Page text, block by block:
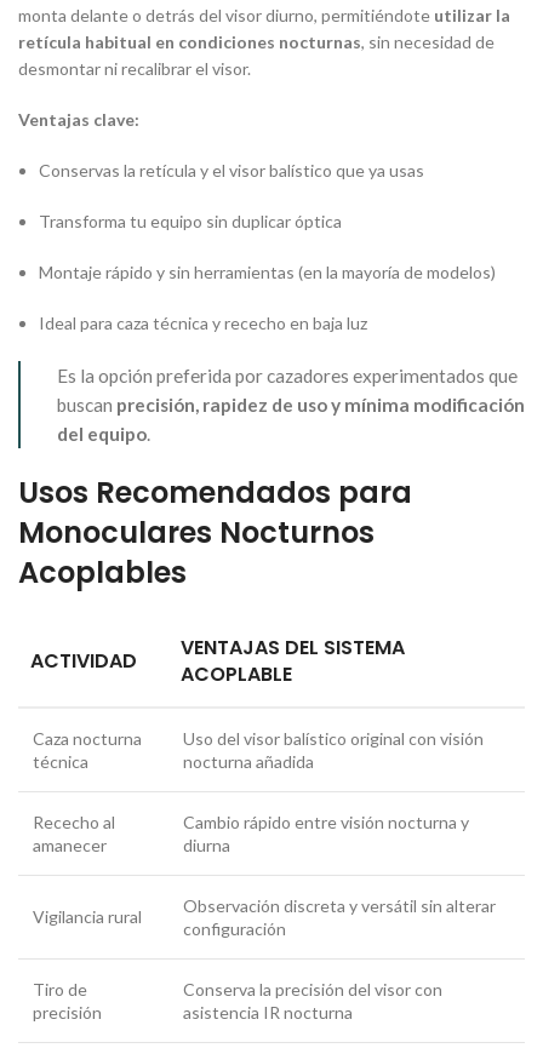
monta delante o detrás del visor diurno, permitiéndote utilizar la
retícula habitual en condiciones nocturnas, sin necesidad de
desmontar ni recalibrar el visor.
Ventajas clave:
Conservas la retícula y el visor balístico que ya usas
Transforma tu equipo sin duplicar óptica
Montaje rápido y sin herramientas (en la mayoría de modelos)
Ideal para caza técnica y rececho en baja luz
Es la opción preferida por cazadores experimentados que
buscan precisión, rapidez de uso y mínima modificación
del equipo.
Usos Recomendados para
Monoculares Nocturnos
Acoplables
ACTIVIDAD
VENTAJAS DEL SISTEMA
ACOPLABLE
Caza nocturna
técnica
Uso del visor balístico original con visión
nocturna añadida
Rececho al
amanecer
Cambio rápido entre visión nocturna y
diurna
Vigilancia rural
Observación discreta y versátil sin alterar
configuración
Tiro de
precisión
Conserva la precisión del visor con
asistencia IR nocturna